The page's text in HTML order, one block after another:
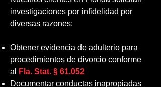
investigaciones por infidelidad por
diversas razones:
Obtener evidencia de adulterio para
procedimientos de divorcio conforme
al
Fla. Stat. § 61.052
Documentar conductas inapropiadas